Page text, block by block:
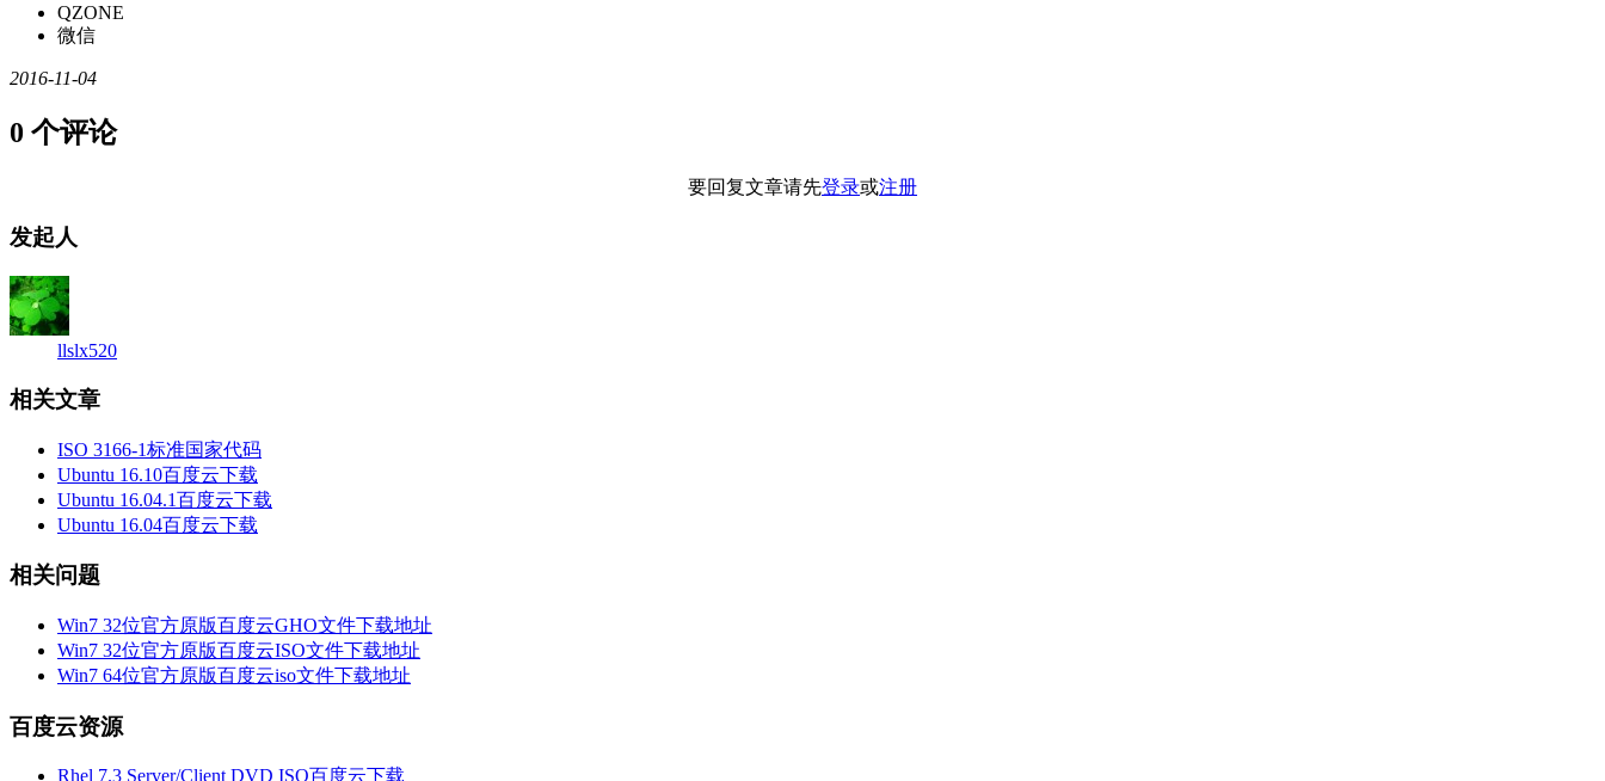
QZONE
微信
2016-11-04
0 个评论
要回复文章请先登录或注册
发起人
llslx520
相关文章
ISO 3166-1标准国家代码
Ubuntu 16.10百度云下载
Ubuntu 16.04.1百度云下载
Ubuntu 16.04百度云下载
相关问题
Win7 32位官方原版百度云GHO文件下载地址
Win7 32位官方原版百度云ISO文件下载地址
Win7 64位官方原版百度云iso文件下载地址
百度云资源
Rhel 7.3 Server/Client DVD ISO百度云下载